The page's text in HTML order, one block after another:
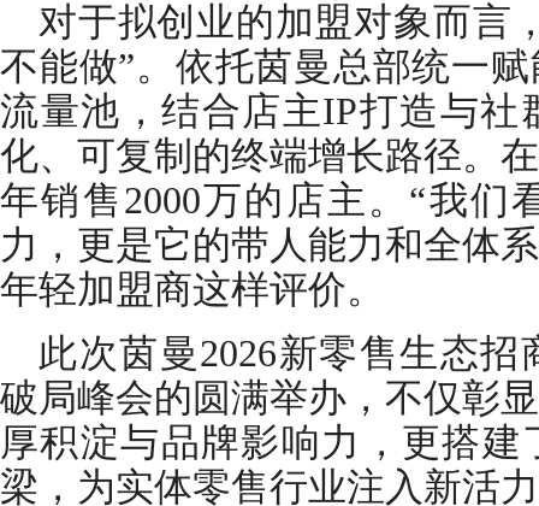
对于拟创业的加盟对象而言
不能做”。依托茵曼总部统一
流量池，结合店主IP打造与社
化、可复制的终端增长路径。
年销售2000万的店主。“我们
力，更是它的带人能力和全体
年轻加盟商这样评价。
此次茵曼2026新零售生态
破局峰会的圆满举办，不仅彰
厚积淀与品牌影响力，更搭
梁，为实体零售行业注入新活